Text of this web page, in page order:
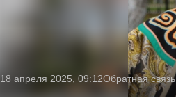
18 апреля 2025, 09:12Обратная связь